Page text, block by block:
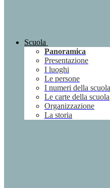
Scuola
Panoramica
Presentazione
I luoghi
Le persone
I numeri della scuola
Le carte della scuola
Organizzazione
La storia